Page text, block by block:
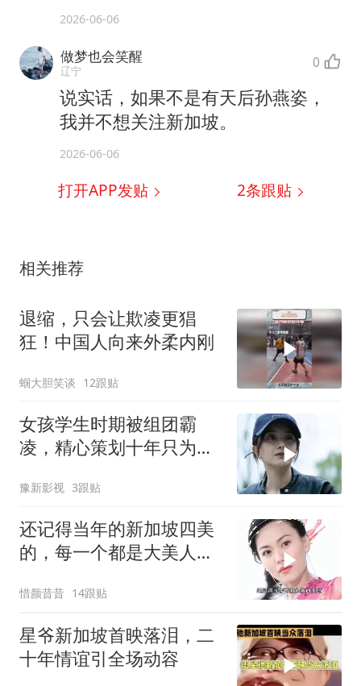
2026-06-06
做梦也会笑醒
辽宁 0
说实话，如果不是有天后孙燕姿，
我并不想关注新加坡。
2026-06-06
打开APP发贴 2条跟贴
相关推荐
退缩，只会让欺凌更猖
狂！中国人向来外柔内刚
蝈大胆笑谈 12跟贴
女孩学生时期被组团霸
凌，精心策划十年只为复
豫新影视 3跟贴
还记得当年的新加坡四美
的，每一个都是大美人级
惜颜昔昔 14跟贴
星爷新加坡首映落泪，二
十年情谊引全场动容